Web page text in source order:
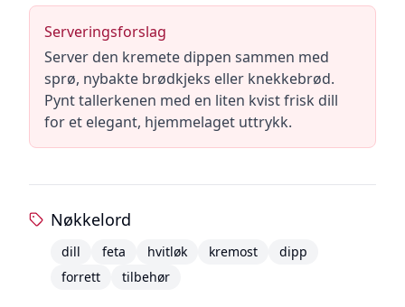
Serveringsforslag
Server den kremete dippen sammen med
sprø, nybakte brødkjeks eller knekkebrød.
Pynt tallerkenen med en liten kvist frisk dill
for et elegant, hjemmelaget uttrykk.
Nøkkelord
dill feta hvitløk kremost
dipp
forrett
tilbehør